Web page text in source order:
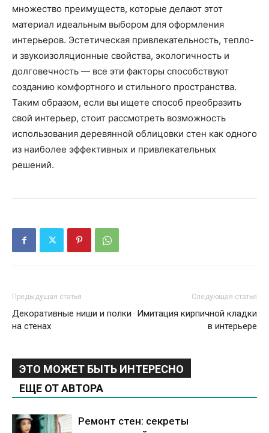
множество преимуществ, которые делают этот
материал идеальным выбором для оформления
интерьеров. Эстетическая привлекательность, тепло-
и звукоизоляционные свойства, экологичность и
долговечность — все эти факторы способствуют
созданию комфортного и стильного пространства.
Таким образом, если вы ищете способ преобразить
свой интерьер, стоит рассмотреть возможность
использования деревянной облицовки стен как одного
из наиболее эффективных и привлекательных
решений.
Предыдущая статья
Декоративные ниши и полки
на стенах
Следующая статья
Имитация кирпичной кладки
в интерьере
ЭТО МОЖЕТ БЫТЬ ИНТЕРЕСНО
ЕЩЕ ОТ АВТОРА
Ремонт стен: секреты